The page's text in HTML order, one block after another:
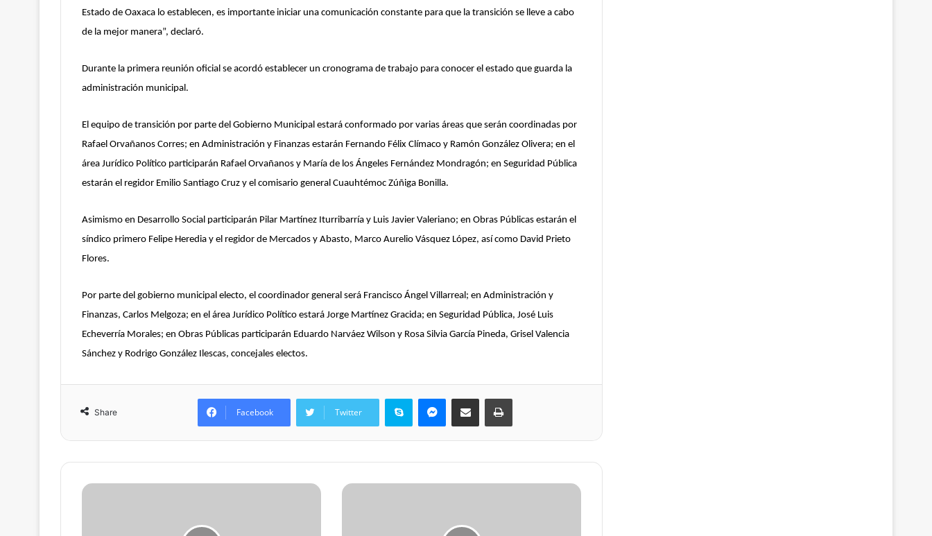
Estado de Oaxaca lo establecen, es importante iniciar una comunicación constante para que la transición se lleve a cabo
de la mejor manera”, declaró.
Durante la primera reunión oficial se acordó establecer un cronograma de trabajo para conocer el estado que guarda la
administración municipal.
El equipo de transición por parte del Gobierno Municipal estará conformado por varias áreas que serán coordinadas por
Rafael Orvañanos Corres; en Administración y Finanzas estarán Fernando Félix Clímaco y Ramón González Olivera; en el
área Jurídico Político participarán Rafael Orvañanos y María de los Ángeles Fernández Mondragón; en Seguridad Pública
estarán el regidor Emilio Santiago Cruz y el comisario general Cuauhtémoc Zúñiga Bonilla.
Asimismo en Desarrollo Social participarán Pilar Martínez Iturribarría y Luis Javier Valeriano; en Obras Públicas estarán el
síndico primero Felipe Heredia y el regidor de Mercados y Abasto, Marco Aurelio Vásquez López, así como David Prieto
Flores.
Por parte del gobierno municipal electo, el coordinador general será Francisco Ángel Villarreal; en Administración y
Finanzas, Carlos Melgoza; en el área Jurídico Político estará Jorge Martínez Gracida; en Seguridad Pública, José Luis
Echeverría Morales; en Obras Públicas participarán Eduardo Narváez Wilson y Rosa Silvia García Pineda, Grisel Valencia
Sánchez y Rodrigo González Ilescas, concejales electos.
Share Facebook Twitter
Skype Messenger
Share via Email Print